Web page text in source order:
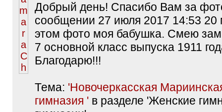
Добрый день! Спасибо Вам за
сообщении 27 июля 2017 14:53 20
этом фото моя бабушка. Смею
7 основной класс выпуска 1911
Благодарю!!!
Тема: 'Новочеркасская
гимназия ' в разделе 'Женские